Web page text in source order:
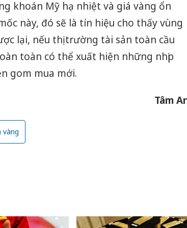
khoán Mỹ hạ nhiệt và giá vàng ổn
này, đó sẽ là tín hiệu cho thấy vùng
lại, nếu thị trường tài sản toàn cầu
toàn có thể xuất hiện những nhịp
gom mua mới.
Tâm
vàng